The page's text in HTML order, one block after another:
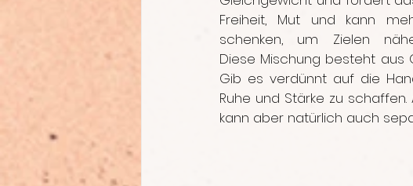
Freiheit, Mut und kann
schenken, um Zielen
Diese Mischung besteht aus
Gib es verdünnt auf die
Ruhe und Stärke zu
kann aber natürlich auch